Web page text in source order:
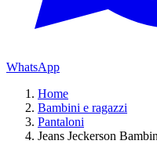
WhatsApp
Home
Bambini e ragazzi
Pantaloni
Jeans Jeckerson